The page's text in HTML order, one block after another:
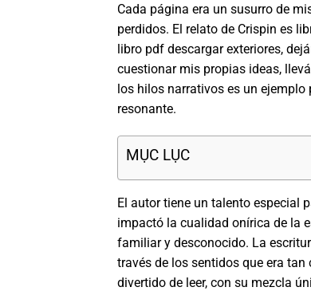
Cada página era un susurro de
perdidos. El relato de Crispin es
libro pdf descargar exteriores,
cuestionar mis propias ideas,
los hilos narrativos es un
resonante.
MỤC LỤC
El autor tiene un talento especial
impactó la cualidad onírica de la
familiar y desconocido. La
través de los sentidos que era
divertido de leer, con su mezcla